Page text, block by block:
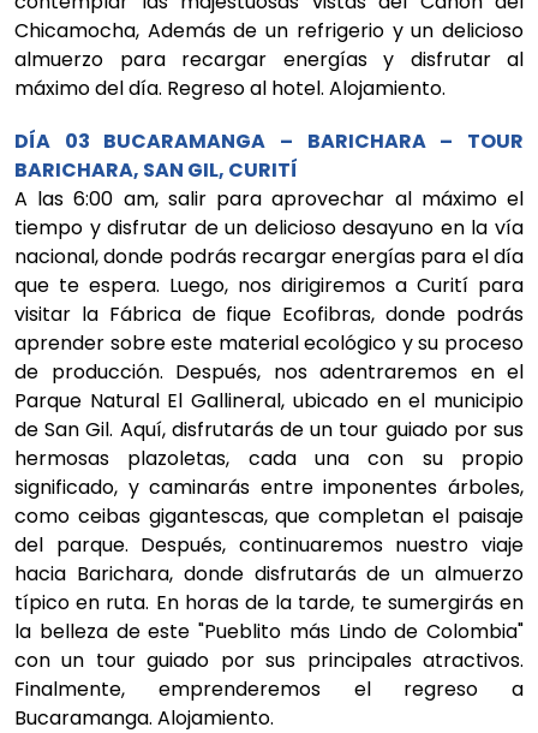
Chicamocha, Además de un refrigerio y un delicioso
almuerzo para recargar energías y disfrutar al
máximo del día. Regreso al hotel. Alojamiento.
DÍA 03 BUCARAMANGA – BARICHARA – TOUR
BARICHARA, SAN GIL, CURITÍ
A las 6:00 am, salir para aprovechar al máximo el
tiempo y disfrutar de un delicioso desayuno en la vía
nacional, donde podrás recargar energías para el día
que te espera. Luego, nos dirigiremos a Curití para
visitar la Fábrica de fique Ecofibras, donde podrás
aprender sobre este material ecológico y su proceso
de producción. Después, nos adentraremos en el
Parque Natural El Gallineral, ubicado en el municipio
de San Gil. Aquí, disfrutarás de un tour guiado por sus
hermosas plazoletas, cada una con su propio
significado, y caminarás entre imponentes árboles,
como ceibas gigantescas, que completan el paisaje
del parque. Después, continuaremos nuestro viaje
hacia Barichara, donde disfrutarás de un almuerzo
típico en ruta. En horas de la tarde, te sumergirás en
la belleza de este "Pueblito más Lindo de Colombia"
con un tour guiado por sus principales atractivos.
Finalmente, emprenderemos el regreso a
Bucaramanga. Alojamiento.